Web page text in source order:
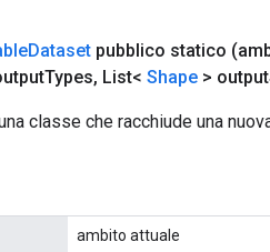
Dataset pubblico statico
Types, List< Shape > output
classe che racchiude una
ambito attuale